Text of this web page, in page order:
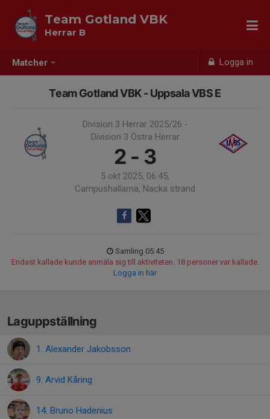
Matcher Logga in
Team Gotland VBK
Herrar B
Team Gotland VBK - Uppsala VBS E
Division 3 Herrar 2025/26 -
Division 3 Östra Herrar
2 - 3
5 okt 2025, 06:45,
Campushallarna, Nacka strand
Samling 05:45
Endast kallade kunde anmäla sig till aktiviteten. 18 personer var kallade.
Logga in här
Laguppställning
1. Alexander Jakobsson
9. Arvid Kåring
14. Bruno Hadenius